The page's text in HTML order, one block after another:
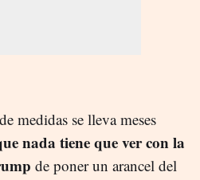
medidas se lleva meses
nada tiene que ver con la
de poner un arancel del